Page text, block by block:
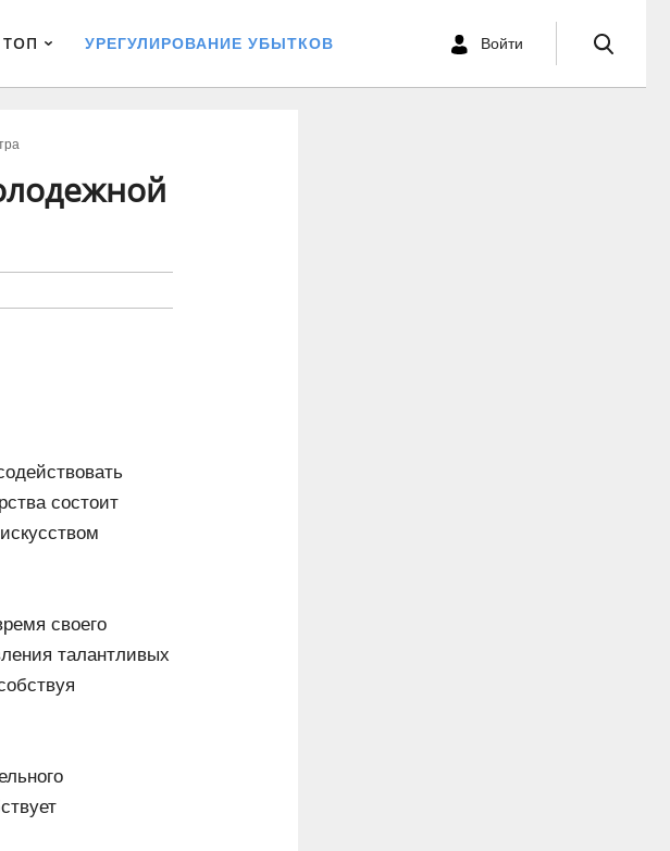
УРЕГУЛИРОВАНИЕ УБЫТКОВ Войти
состоит
своего
талантливых